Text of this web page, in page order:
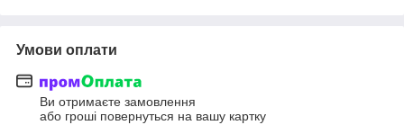
Умови оплати
Ви отримаєте замовлення
або гроші повернуться на вашу картку